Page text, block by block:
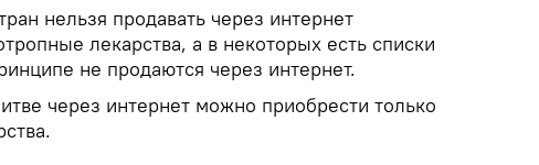
нельзя продавать через интернет
лекарства, а в некоторых есть списки
не продаются через интернет.
через интернет можно приобрести только